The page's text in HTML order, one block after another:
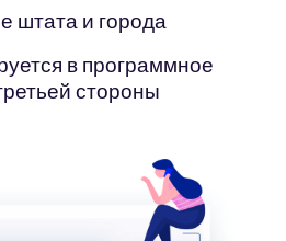
штата и города
в программное
стороны